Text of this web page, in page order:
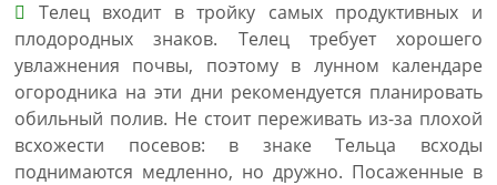
Телец входит в тройку самых продуктивных и
плодородных знаков. Телец требует хорошего
увлажнения почвы, поэтому в лунном календаре
огородника на эти дни рекомендуется планировать
обильный полив. Не стоит переживать из-за плохой
всхожести посевов: в знаке Тельца всходы
поднимаются медленно, но дружно. Посаженные в